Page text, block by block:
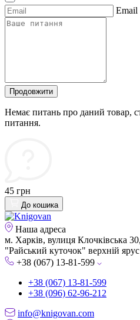
Email
Продовжити
Немає питань про даний товар,
питання.
45 грн
До кошика
Наша адреса
м. Харків, вулиця Клочківська
"Райський куточок" верхній
+38 (067) 13-81-599
+38 (067) 13-81-599
+38 (096) 62-96-212
info@knigovan.com